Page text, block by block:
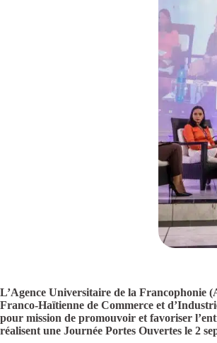
L’Agence Universitaire de la Francophonie
Franco-Haïtienne de Commerce et
pour mission de promouvoir et favoriser
réalisent une Journée Portes Ouvertes le 2